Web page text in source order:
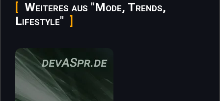
Weiteres aus "Mode, Trends,
Lifestyle"